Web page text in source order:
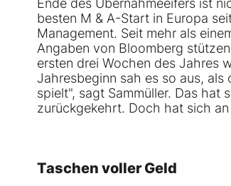
Ende des Übernahmeeifers ist
besten M & A-Start in Europa
Management. Seit mehr als
Angaben von Bloomberg
ersten drei Wochen des Jahres
Jahresbeginn sah es so aus, als
spielt", sagt Sammüller. Das hat
zurückgekehrt. Doch hat sich
Taschen voller Geld